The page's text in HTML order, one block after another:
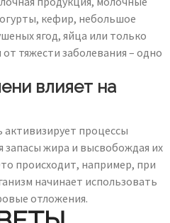
кефир, небольшое
ягод, яйца или только
тяжести заболевания – одно
влияет на
активизирует процессы
запасы жира и высвобождая их
происходит, например, при
начинает использовать
отложения.